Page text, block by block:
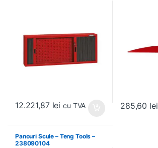
12.221,87 lei cu TVA 285,60 lei
Panouri Scule – Teng Tools –
238090104